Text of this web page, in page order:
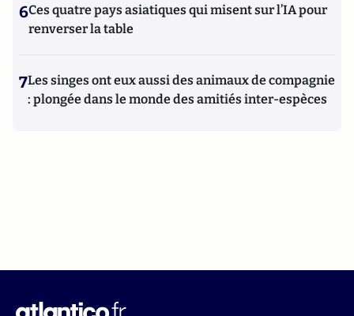
6Ces quatre pays asiatiques qui misent sur l’IA pour
renverser la table
7Les singes ont eux aussi des animaux de compagnie
: plongée dans le monde des amitiés inter-espèces